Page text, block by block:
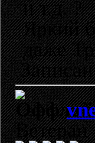
и т.д. ?
Яркий
даже
Записан
Ветеран